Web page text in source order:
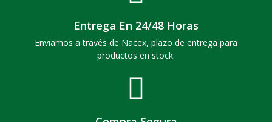
Entrega En 24/48 Horas
Enviamos a través de Nacex, plazo de entrega para
productos en stock.